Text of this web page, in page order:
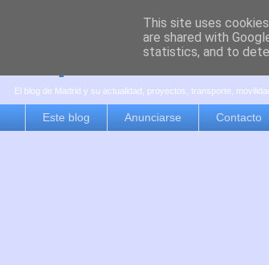
es por madrid
El blog de Madrid y su actualidad, proyectos, transporte,
Este blog Anunciarse Contacto
This site uses
are shared with
statistics, and to